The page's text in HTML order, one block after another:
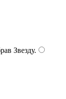
Звезду.